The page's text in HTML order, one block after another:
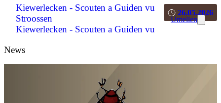
Kiewerlecken - Scouten a Guiden vu
Stroossen
Kiewerlecken - Scouten a Guiden vu
Umellen
News
26.05.2026